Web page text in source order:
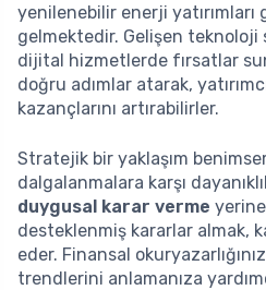
yenilenebilir enerji
gelmektedir. Gelişen
dijital hizmetlerde fırsatlar
doğru adımlar atarak,
kazançlarını artırabilirler.
Stratejik bir yaklaşım
dalgalanmalara karşı
duygusal karar verme
desteklenmiş kararlar almak,
eder. Finansal
trendlerini anlamanıza